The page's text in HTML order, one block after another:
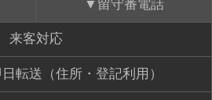
留守番電話
来客対応
転送（住所・登記利用）